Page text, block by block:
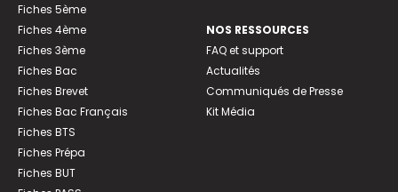
Fiches 5ème
Fiches 4ème
Fiches 3ème
Fiches Bac
Fiches Brevet
Fiches Bac Français
Fiches BTS
Fiches Prépa
Fiches BUT
NOS RESSOURCES
FAQ et support
Actualités
Communiqués de Presse
Kit Média